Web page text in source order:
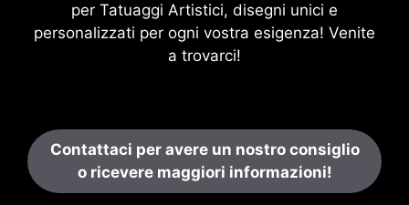
per Tatuaggi Artistici, disegni unici e
personalizzati per ogni vostra esigenza! Venite
a trovarci!
Contattaci per avere un nostro consiglio
o ricevere maggiori informazioni!